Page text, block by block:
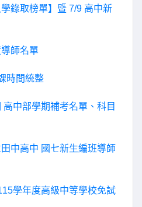
錄取榜單】暨 7/9 高中新
師名單
時間統整
中部學期補考名單、科目
中高中 國七新生編班導師
學年度高級中等學校免試